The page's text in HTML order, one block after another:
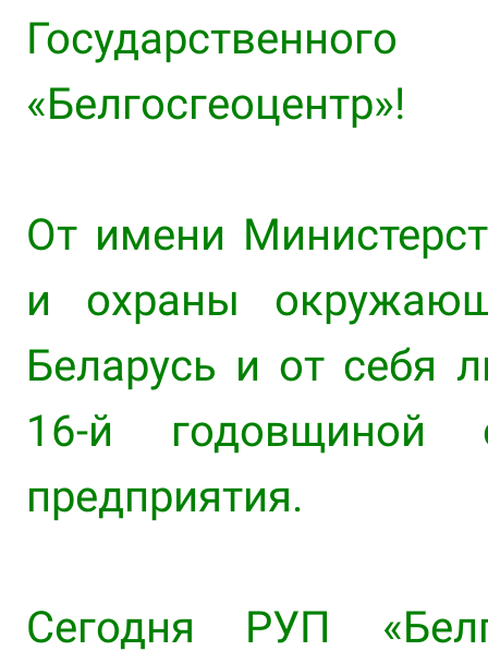
«Белгосгеоцентр»!
От имени
и охраны
Беларусь и от себя
16‑й годовщиной
предприятия.
Сегодня РУП